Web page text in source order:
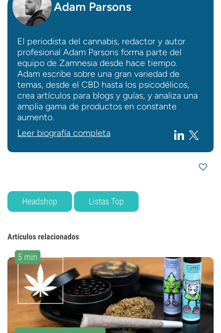
Adam Parsons
El periodista del cannabis, redactor y autor
profesional Adam Parsons forma parte del
equipo de Zamnesia desde hace tiempo.
Adam escribe sobre una gran variedad de
temas, desde el CBD hasta los psicodélicos,
crea artículos para blogs y guías, y analiza una
amplia gama de productos en constante
aumento.
Leer biografía completa
Headshop Listas Top
Artículos relacionados
5 min